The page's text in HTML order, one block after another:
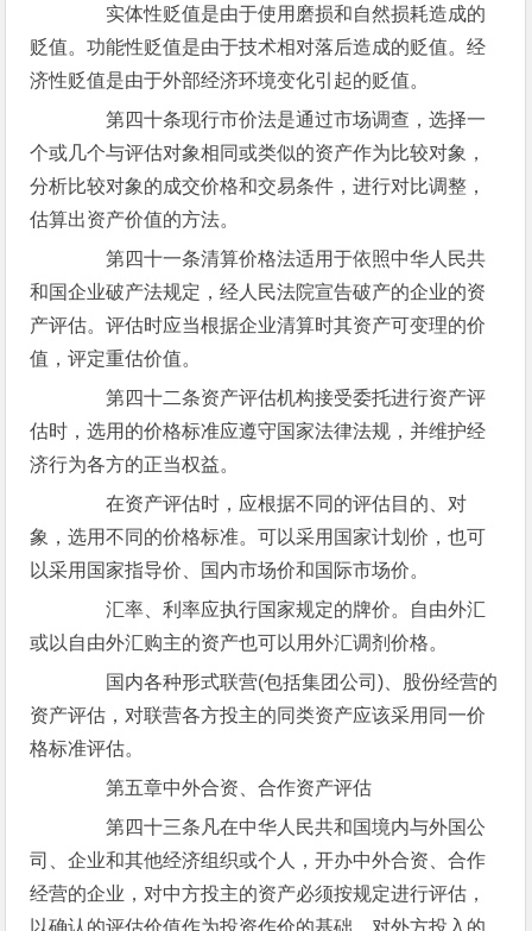
实体性贬值是由于使用磨损和自然损耗造成的
贬值。功能性贬值是由于技术相对落后造成的贬值。经
济性贬值是由于外部经济环境变化引起的贬值。
第四十条现行市价法是通过市场调查，选择一
个或几个与评估对象相同或类似的资产作为比较对象，
分析比较对象的成交价格和交易条件，进行对比调整，
估算出资产价值的方法。
第四十一条清算价格法适用于依照中华人民共
和国企业破产法规定，经人民法院宣告破产的企业的资
产评估。评估时应当根据企业清算时其资产可变理的价
值，评定重估价值。
第四十二条资产评估机构接受委托进行资产评
估时，选用的价格标准应遵守国家法律法规，并维护经
济行为各方的正当权益。
在资产评估时，应根据不同的评估目的、对
象，选用不同的价格标准。可以采用国家计划价，也可
以采用国家指导价、国内市场价和国际市场价。
汇率、利率应执行国家规定的牌价。自由外汇
或以自由外汇购主的资产也可以用外汇调剂价格。
国内各种形式联营(包括集团公司)、股份经营的
资产评估，对联营各方投主的同类资产应该采用同一价
格标准评估。
第五章中外合资、合作资产评估
第四十三条凡在中华人民共和国境内与外国公
司、企业和其他经济组织或个人，开办中外合资、合作
经营的企业，对中方投主的资产必须按规定进行评估，
以确认的评估价值作为投资作价的基础。对外方投入的